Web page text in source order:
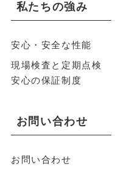
私たちの強み
安心・安全な性能
現場検査と定期点検
安心の保証制度
お問い合わせ
お問い合わせ